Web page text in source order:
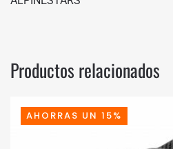
Productos relacionados
AHORRAS UN 15%